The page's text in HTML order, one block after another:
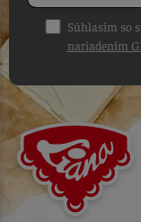
Súhlasím so
nariadením